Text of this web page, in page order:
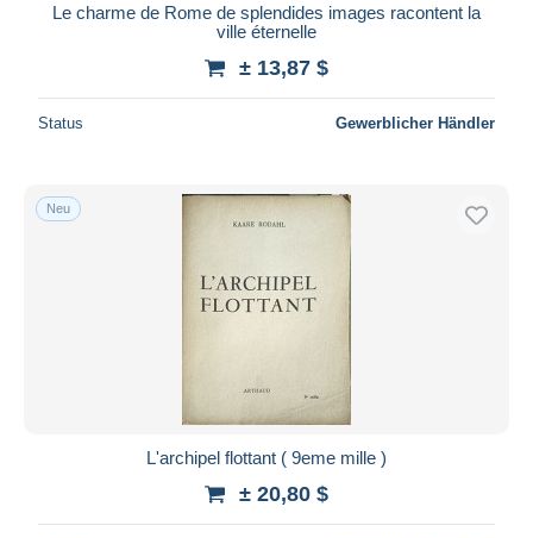
Le charme de Rome de splendides images racontent la
ville éternelle
± 13,87 $
Status Gewerblicher Händler
Neu
L'archipel flottant ( 9eme mille )
± 20,80 $